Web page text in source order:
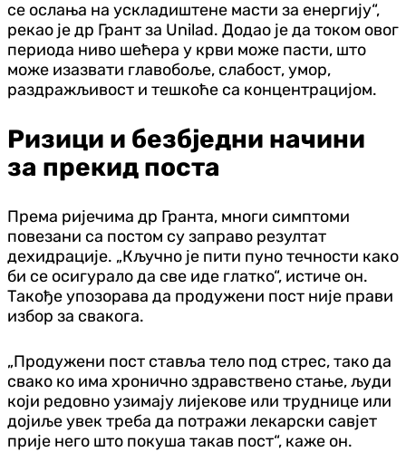
се ослања на ускладиштене масти за енергију“,
рекао је др Грант за Unilad. Додао је да током овог
периода ниво шећера у крви може пасти, што
може изазвати главобоље, слабост, умор,
раздражљивост и тешкоће са концентрацијом.
Ризици и безбједни начини
за прекид поста
Према ријечима др Гранта, многи симптоми
повезани са постом су заправо резултат
дехидрације. „Кључно је пити пуно течности како
би се осигурало да све иде глатко“, истиче он.
Такође упозорава да продужени пост није прави
избор за свакога.
„Продужени пост ставља тело под стрес, тако да
свако ко има хронично здравствено стање, људи
који редовно узимају лијекове или труднице или
дојиље увек треба да потражи лекарски савјет
прије него што покуша такав пост“, каже он.